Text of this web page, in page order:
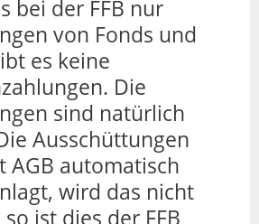
bei der FFB nur
von Fonds und
es keine
Die
sind natürlich
Ausschüttungen
AGB automatisch
wird das nicht
ist dies der FFB